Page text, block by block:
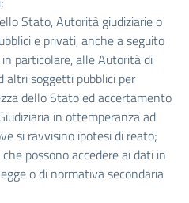
Stato, Autorità giudiziarie o
e privati, anche a seguito
particolare, alle Autorità di
altri soggetti pubblici per
dello Stato ed accertamento
in ottemperanza ad
si ravvisino ipotesi di reato;
possono accedere ai dati in
o di normativa secondaria